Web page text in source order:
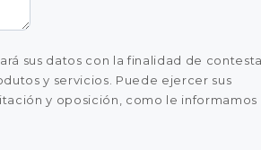
sus datos con la finalidad de
y servicios. Puede ejercer sus
y oposición, como le informamos